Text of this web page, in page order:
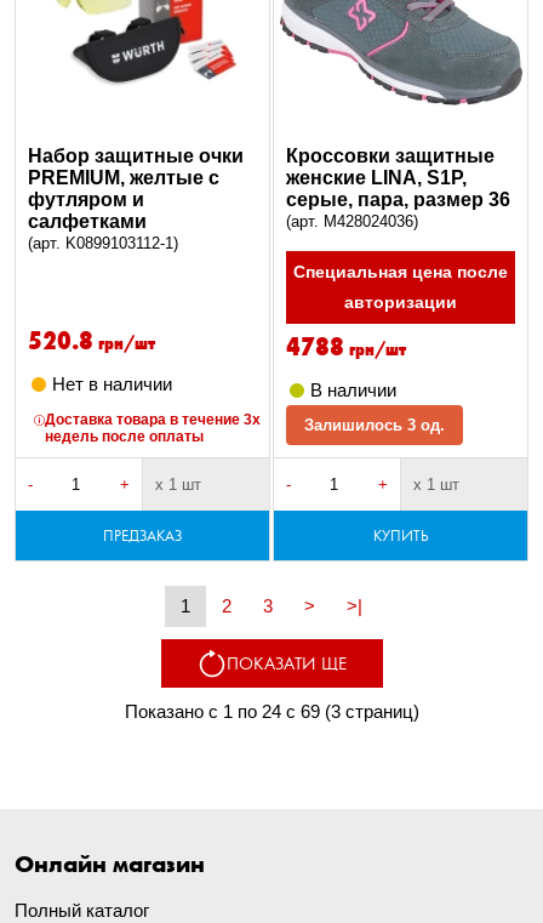
Набор защитные очки
PREMIUM, желтые с
футляром и
салфетками
(арт. K0899103112-1)
520.8 грн/шт
Нет в наличии
Доставка товара в течение 3х
недель после оплаты
- + х 1 шт
ПРЕДЗАКАЗ
Кроссовки защитные
женские LINA, S1P,
серые, пара, размер 36
(арт. M428024036)
Специальная цена после
авторизации
4788 грн/шт
В наличии
Залишилось 3 од.
- + х 1 шт
КУПИТЬ
1 2 3 > >|
ПОКАЗАТИ ЩЕ
Показано с 1 по 24 с 69 (3 страниц)
Онлайн магазин
Полный каталог